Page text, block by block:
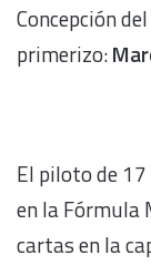
Concepción
primerizo:
El piloto de
en la Fórmula
cartas en la